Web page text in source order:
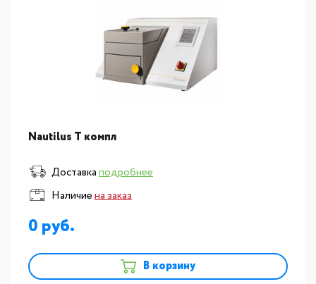
Nautilus T компл
Доставкаподробнее
Наличиена заказ
0
В корзину